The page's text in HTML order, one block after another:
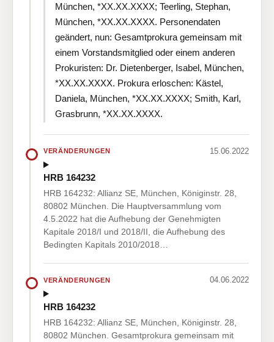
München, *XX.XX.XXXX; Teerling, Stephan,
München, *XX.XX.XXXX. Personendaten
geändert, nun: Gesamtprokura gemeinsam mit
einem Vorstandsmitglied oder einem anderen
Prokuristen: Dr. Dietenberger, Isabel, München,
*XX.XX.XXXX. Prokura erloschen: Kästel,
Daniela, München, *XX.XX.XXXX; Smith, Karl,
Grasbrunn, *XX.XX.XXXX.
VERÄNDERUNGEN 15.06.2022
HRB 164232
HRB 164232: Allianz SE, München, Königinstr. 28,
80802 München. Die Hauptversammlung vom
4.5.2022 hat die Aufhebung der Genehmigten
Kapitale 2018/I und 2018/II, die Aufhebung des
Bedingten Kapitals 2010/2018…
VERÄNDERUNGEN 04.06.2022
HRB 164232
HRB 164232: Allianz SE, München, Königinstr. 28,
80802 München. Gesamtprokura gemeinsam mit